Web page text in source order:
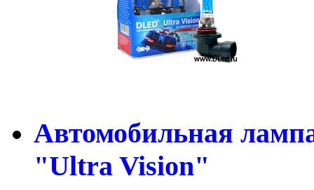
Автомобильная
"Ultra Vision"